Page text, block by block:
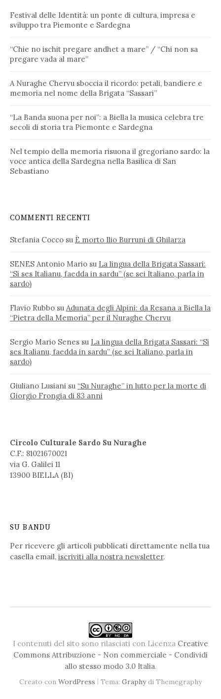
Festival delle Identità: un ponte di cultura, impresa e
sviluppo tra Piemonte e Sardegna
“Chie no ischit pregare andhet a mare” / “Chi non sa
pregare vada al mare”
A Nuraghe Chervu sboccia il ricordo: petali, bandiere e
memoria nel nome della Brigata “Sassari”
“La Banda suona per noi”: a Biella la musica celebra tre
secoli di storia tra Piemonte e Sardegna
Nel tempio della memoria risuona il gregoriano sardo: la
voce antica della Sardegna nella Basilica di San
Sebastiano
COMMENTI RECENTI
Stefania Cocco su È morto Ilio Burruni di Ghilarza
SENES Antonio Mario su La lingua della Brigata Sassari:
“Si ses Italianu, faedda in sardu” (se sei Italiano, parla in
sardo)
Flavio Rubbo su Adunata degli Alpini: da Resana a Biella la
“Pietra della Memoria” per il Nuraghe Chervu
Sergio Mario Senes su La lingua della Brigata Sassari: “Si
ses Italianu, faedda in sardu” (se sei Italiano, parla in
sardo)
Giuliano Lusiani su “Su Nuraghe” in lutto per la morte di
Giorgio Frongia di 83 anni
Circolo Culturale Sardo Su Nuraghe
C.F.: 81021670021
via G. Galilei 11
13900 BIELLA (BI)
SU BANDU
Per ricevere gli articoli pubblicati direttamente nella tua
casella email, iscriviti alla nostra newsletter.
I contenuti del sito sono rilasciati con Licenza Creative
Commons Attribuzione - Non commerciale - Condividi
allo stesso modo 3.0 Italia.
Creato con WordPress | Tema: Graphydi Themegraphy